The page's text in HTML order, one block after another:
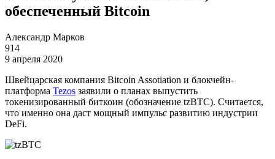
обеспеченный Bitcoin
Александр Марков
914
9 апреля 2020
Швейцарская компания Bitcoin Assotiation и блокчейн-
платформа Tezos заявили о планах выпустить
токенизированный биткоин (обозначение tzBTC). Считается,
что именно она даст мощный импульс развитию индустрии
DeFi.